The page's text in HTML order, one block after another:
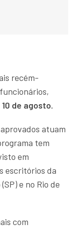
recém-
10 de agosto.
atuam
tem
em
escritórios da
e no Rio de
com